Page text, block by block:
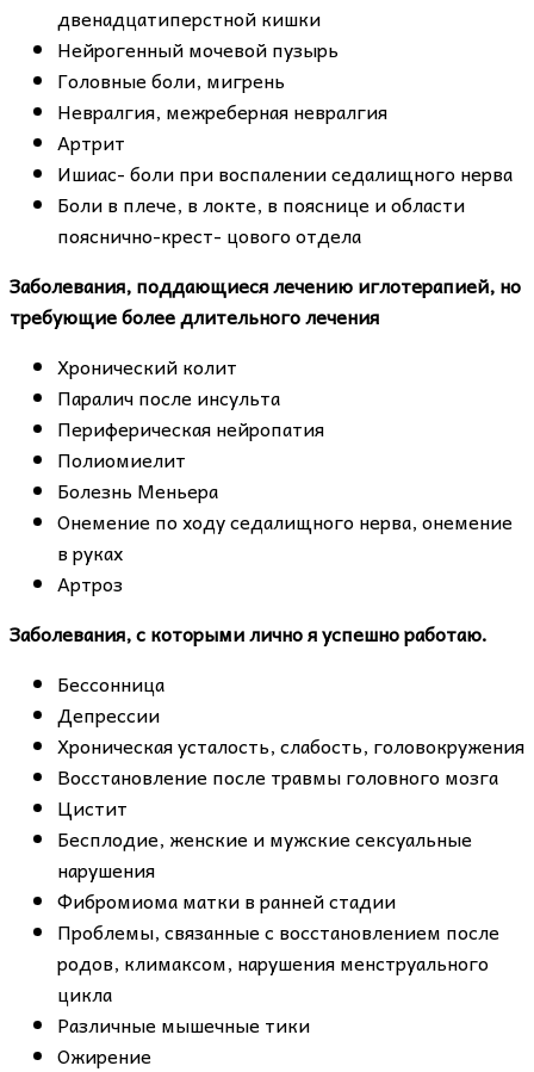
двенадцатиперстной кишки
Нейрогенный мочевой пузырь
Головные боли, мигрень
Невралгия, межреберная невралгия
Артрит
Ишиас- боли при воспалении седалищного нерва
Боли в плече, в локте, в пояснице и области
пояснично-крест- цового отдела
Заболевания, поддающиеся лечению иглотерапией, но
требующие более длительного лечения
Хронический колит
Паралич после инсульта
Периферическая нейропатия
Полиомиелит
Болезнь Меньера
Онемение по ходу седалищного нерва, онемение
в руках
Артроз
Заболевания, с которыми лично я успешно работаю.
Бессонница
Депрессии
Хроническая усталость, слабость, головокружения
Восстановление после травмы головного мозга
Цистит
Бесплодие, женские и мужские сексуальные
нарушения
Фибромиома матки в ранней стадии
Проблемы, связанные с восстановлением после
родов, климаксом, нарушения менструального
цикла
Различные мышечные тики
Ожирение